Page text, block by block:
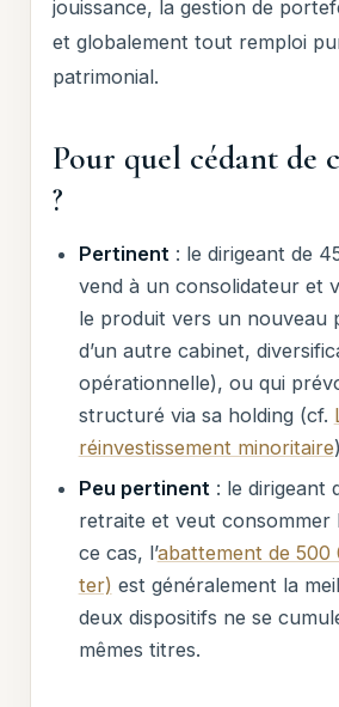
jouissance, la gestion de
et globalement tout remploi
patrimonial.
Pour quel cédant de
?
Pertinent : le dirigeant de
vend à un consolidateur et
le produit vers un nouveau
d’un autre cabinet,
opérationnelle), ou qui
structuré via sa holding (cf.
réinvestissement minoritaire
Peu pertinent : le dirigeant
retraite et veut consommer
ce cas, l’abattement de 500
ter) est généralement la
deux dispositifs ne se
mêmes titres.